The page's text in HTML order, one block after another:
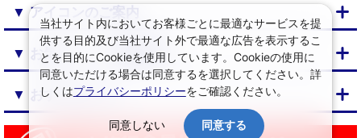
▼ アイコンのご案内
▼ お気に入り・閲覧履歴
▼ おすすめプラン
当社サイト内においてお客様ごとに最適なサービスを提
供する目的及び当社サイト外で最適な広告を表示するこ
とを目的にCookieを使用しています。Cookieの使用に
同意いただける場合は同意するを選択してください。詳
しくはプライバシーポリシーをご確認ください。
同意しない 同意する